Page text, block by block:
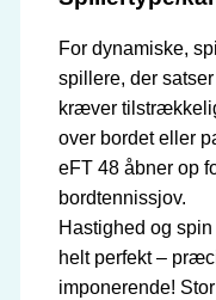
For dynamiske,
spillere, der
kræver
over bordet eller
eFT 48 åbner op
bordtennissjov.
Hastighed og
helt perfekt –
imponerende!